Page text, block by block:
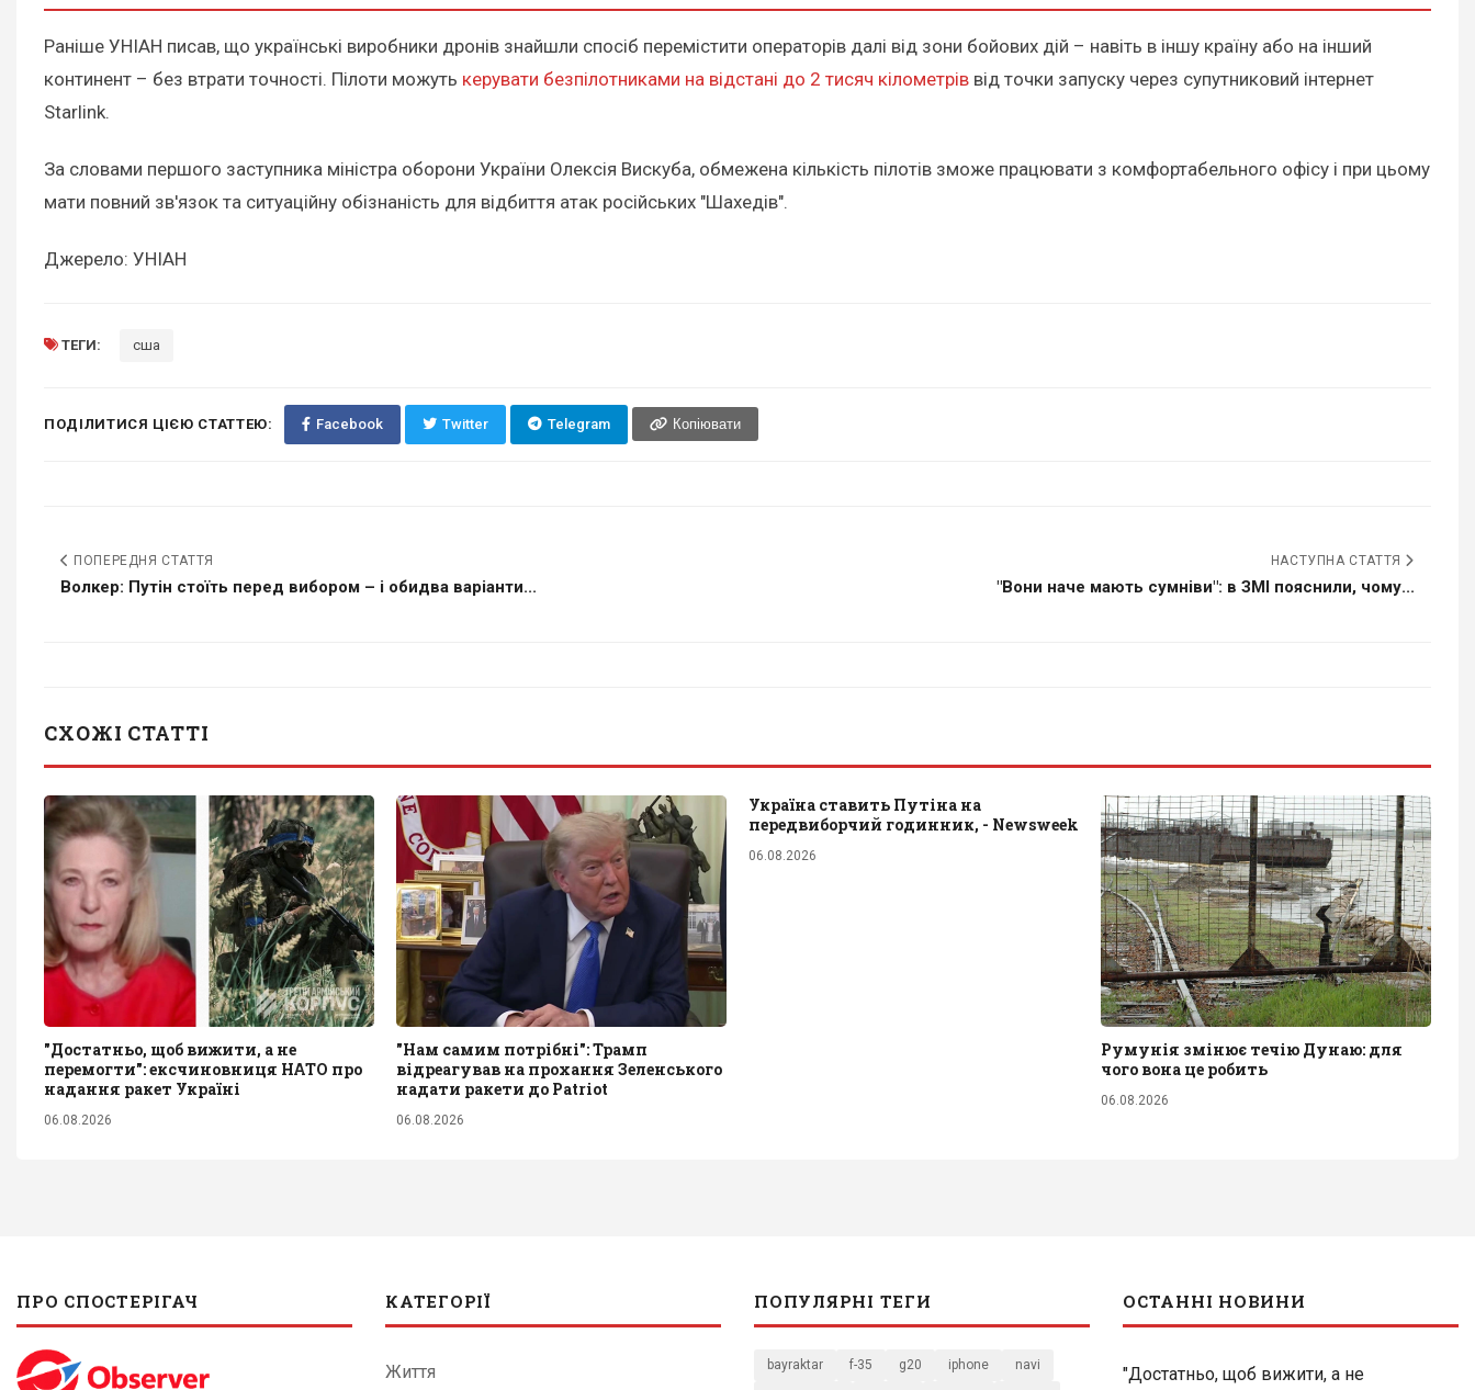
Раніше УНІАН писав, що українські виробники дронів знайшли спосіб перемістити операторів далі від зони бойових дій – навіть в іншу країну або на інший
континент – без втрати точності. Пілоти можуть керувати безпілотниками на відстані до 2 тисяч кілометрів від точки запуску через супутниковий інтернет
Starlink.
За словами першого заступника міністра оборони України Олексія Вискуба, обмежена кількість пілотів зможе працювати з комфортабельного офісу і при цьому
мати повний зв'язок та ситуаційну обізнаність для відбиття атак російських "Шахедів".
Джерело: УНІАН
ТЕГИ: сша
ПОДІЛИТИСЯ ЦІЄЮ СТАТТЕЮ: Facebook Twitter Telegram Копіювати
ПОПЕРЕДНЯ СТАТТЯ
Волкер: Путін стоїть перед вибором – і обидва варіанти...
НАСТУПНА СТАТТЯ
"Вони наче мають сумніви": в ЗМІ пояснили, чому...
СХОЖІ СТАТТІ
"Достатньо, щоб вижити, а не
перемогти": ексчиновниця НАТО про
надання ракет Україні
06.08.2026
"Нам самим потрібні": Трамп
відреагував на прохання Зеленського
надати ракети до Patriot
06.08.2026
Україна ставить Путіна на
передвиборчий годинник, - Newsweek
06.08.2026
Румунія змінює течію Дунаю: для
чого вона це робить
06.08.2026
ПРО СПОСТЕРІГАЧ КАТЕГОРІЇ
Життя
ПОПУЛЯРНІ ТЕГИ
bayraktar f-35 g20 iphone navi
ОСТАННІ НОВИНИ
"Достатньо, щоб вижити, а не